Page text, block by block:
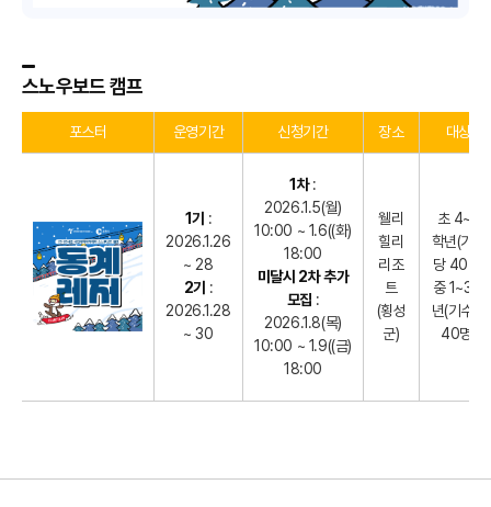
스노우보드 캠프
포스터 운영기간 신청기간 장소 대상
1기 :
2026.1.26
~ 28
2기 :
2026.1.28
~ 30
1차:
2026.1.5(월)
10:00 ~ 1.6((화)
18:00
미달시 2차 추가
모집 :
2026.1.8(목)
10:00 ~ 1.9((금)
18:00
웰리
힐리
리조
트
(횡성
군)
초 4~6
학년(기수
당 40명)
중 1~3학
년(기수당
40명)